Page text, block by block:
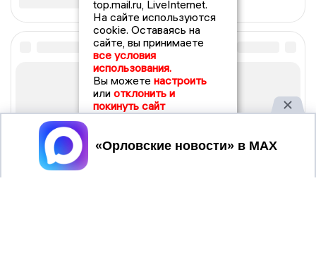
top.mail.ru, LiveInternet.
На сайте используются
cookie. Оставаясь на
сайте, вы принимаете
все условия
использования.
Вы можете настроить
или отклонить и
покинуть сайт
Принять